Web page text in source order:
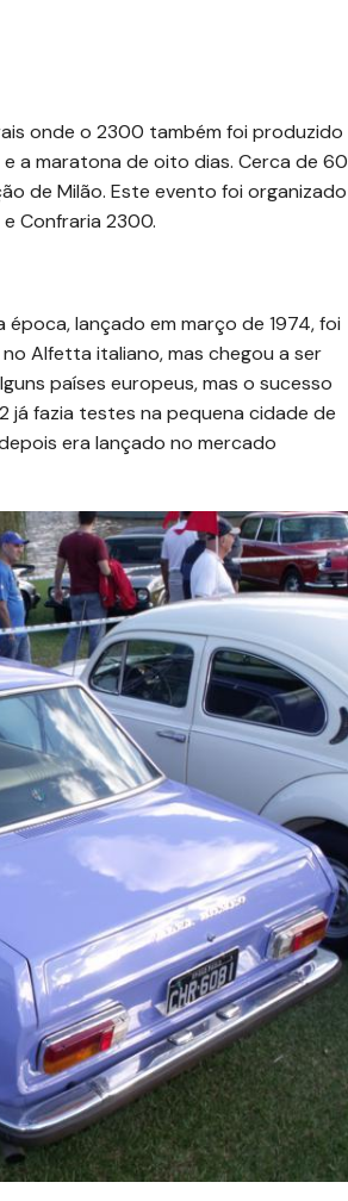
onde o 2300 também foi produzido
a maratona de oito dias. Cerca de 60
de Milão. Este evento foi organizado
e Confraria 2300.
lançado em março de 1974, foi
Alfetta italiano, mas chegou a ser
países europeus, mas o sucesso
já fazia testes na pequena cidade de
era lançado no mercado